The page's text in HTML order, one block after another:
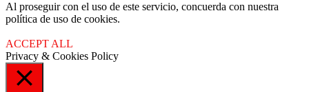
Al proseguir con el uso de este servicio, concuerda con nuestra
política de uso de cookies.
ACCEPT ALL
Privacy & Cookies Policy